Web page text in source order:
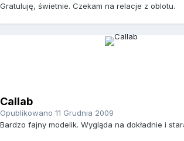
Gratuluję, świetnie. Czekam na relacje z oblotu.
Callab
Opublikowano 11 Grudnia 2009
Bardzo fajny modelik. Wygląda na dokładnie i